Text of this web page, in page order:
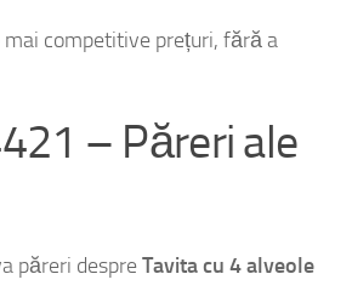
– Păreri ale